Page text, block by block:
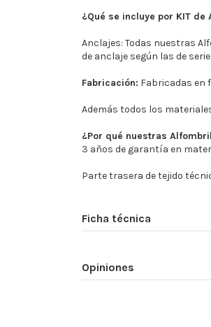
¿Qué se incluye por KIT
Anclajes: Todas nuestras
de anclaje según las de serie.
Fabricación: Fabricadas en
Además todos los
¿Por qué nuestras
3 años de garantía en
Parte trasera de tejido
Ficha técnica
Opiniones